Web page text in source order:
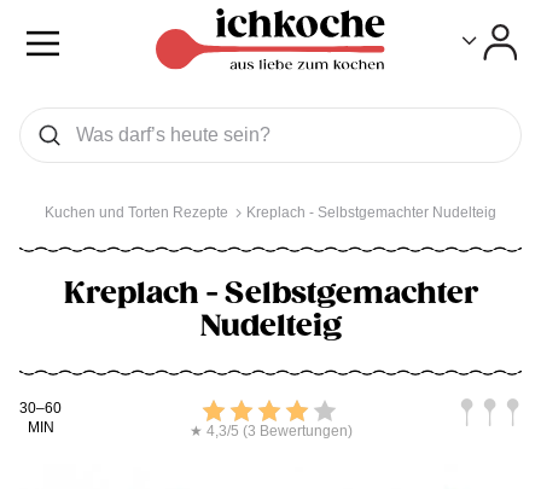
Was wollen Sie suchen
Suchen
Kuchen und Torten Rezepte Kreplach - Selbstgemachter Nudelteig
Kreplach - Selbstgemachter
Nudelteig
Kochdauer
30–60
MIN
Bewerten
★ 4,3/5 (3 Bewertungen)